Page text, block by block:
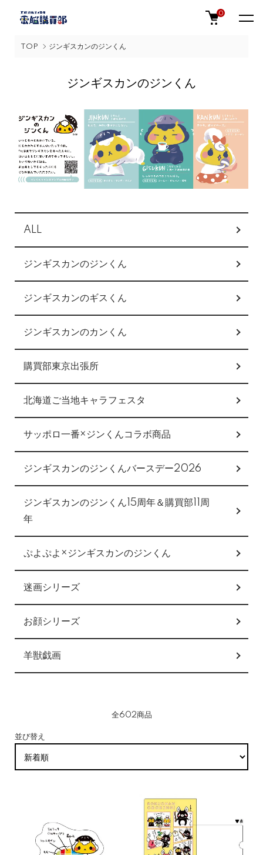
0
TOP ジンギスカンのジンくん
ジンギスカンのジンくん
グループ一覧
ALL
ジンギスカンのジンくん
ジンギスカンのギスくん
ジンギスカンのカンくん
購買部東京出張所
北海道ご当地キャラフェスタ
サッポロ一番×ジンくんコラボ商品
ジンギスカンのジンくんバースデー2026
ジンギスカンのジンくん15周年＆購買部11周
年
ぷよぷよ×ジンギスカンのジンくん
迷画シリーズ
お顔シリーズ
羊獣戯画
全602商品
並び替え